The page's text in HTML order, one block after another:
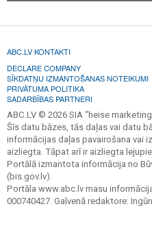
ABC.LV KONTAKTI
DECLARE COMPANY
SĪKDATŅU IZMANTOŠANAS NOTEIKUMI
PRIVĀTUMA POLITIKA
SADARBĪBAS PARTNERI
ABC.LV © 2026 SIA "heise
Šīs datu bāzes, tās daļas vai datu
informācijas daļas pavairošana vai
aizliegta. Tāpat arī ir aizliegta
Portālā izmantota informācija no
(bis.gov.lv).
Portāla www.abc.lv masu
000740427. Galvenā redaktore: